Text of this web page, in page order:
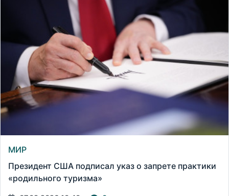
МИР
Президент США подписал указ о запрете практики
«родильного туризма»